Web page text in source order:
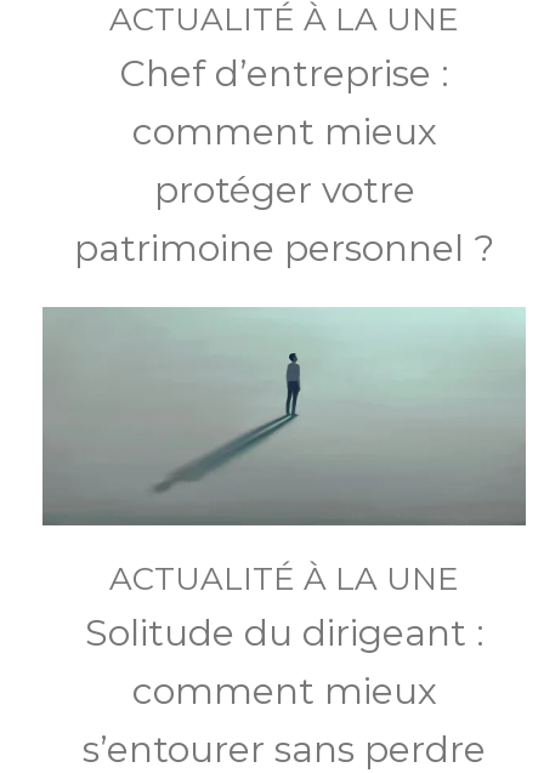
ACTUALITÉ À LA UNE
Chef d’entreprise :
comment mieux
protéger votre
patrimoine personnel ?
ACTUALITÉ À LA UNE
Solitude du dirigeant :
comment mieux
s’entourer sans perdre